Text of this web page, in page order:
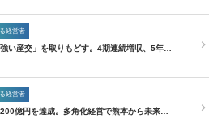
経営者
い産交」を取りもどす。4期連続増収、5年…
経営者
億円を達成。多角化経営で熊本から未来…